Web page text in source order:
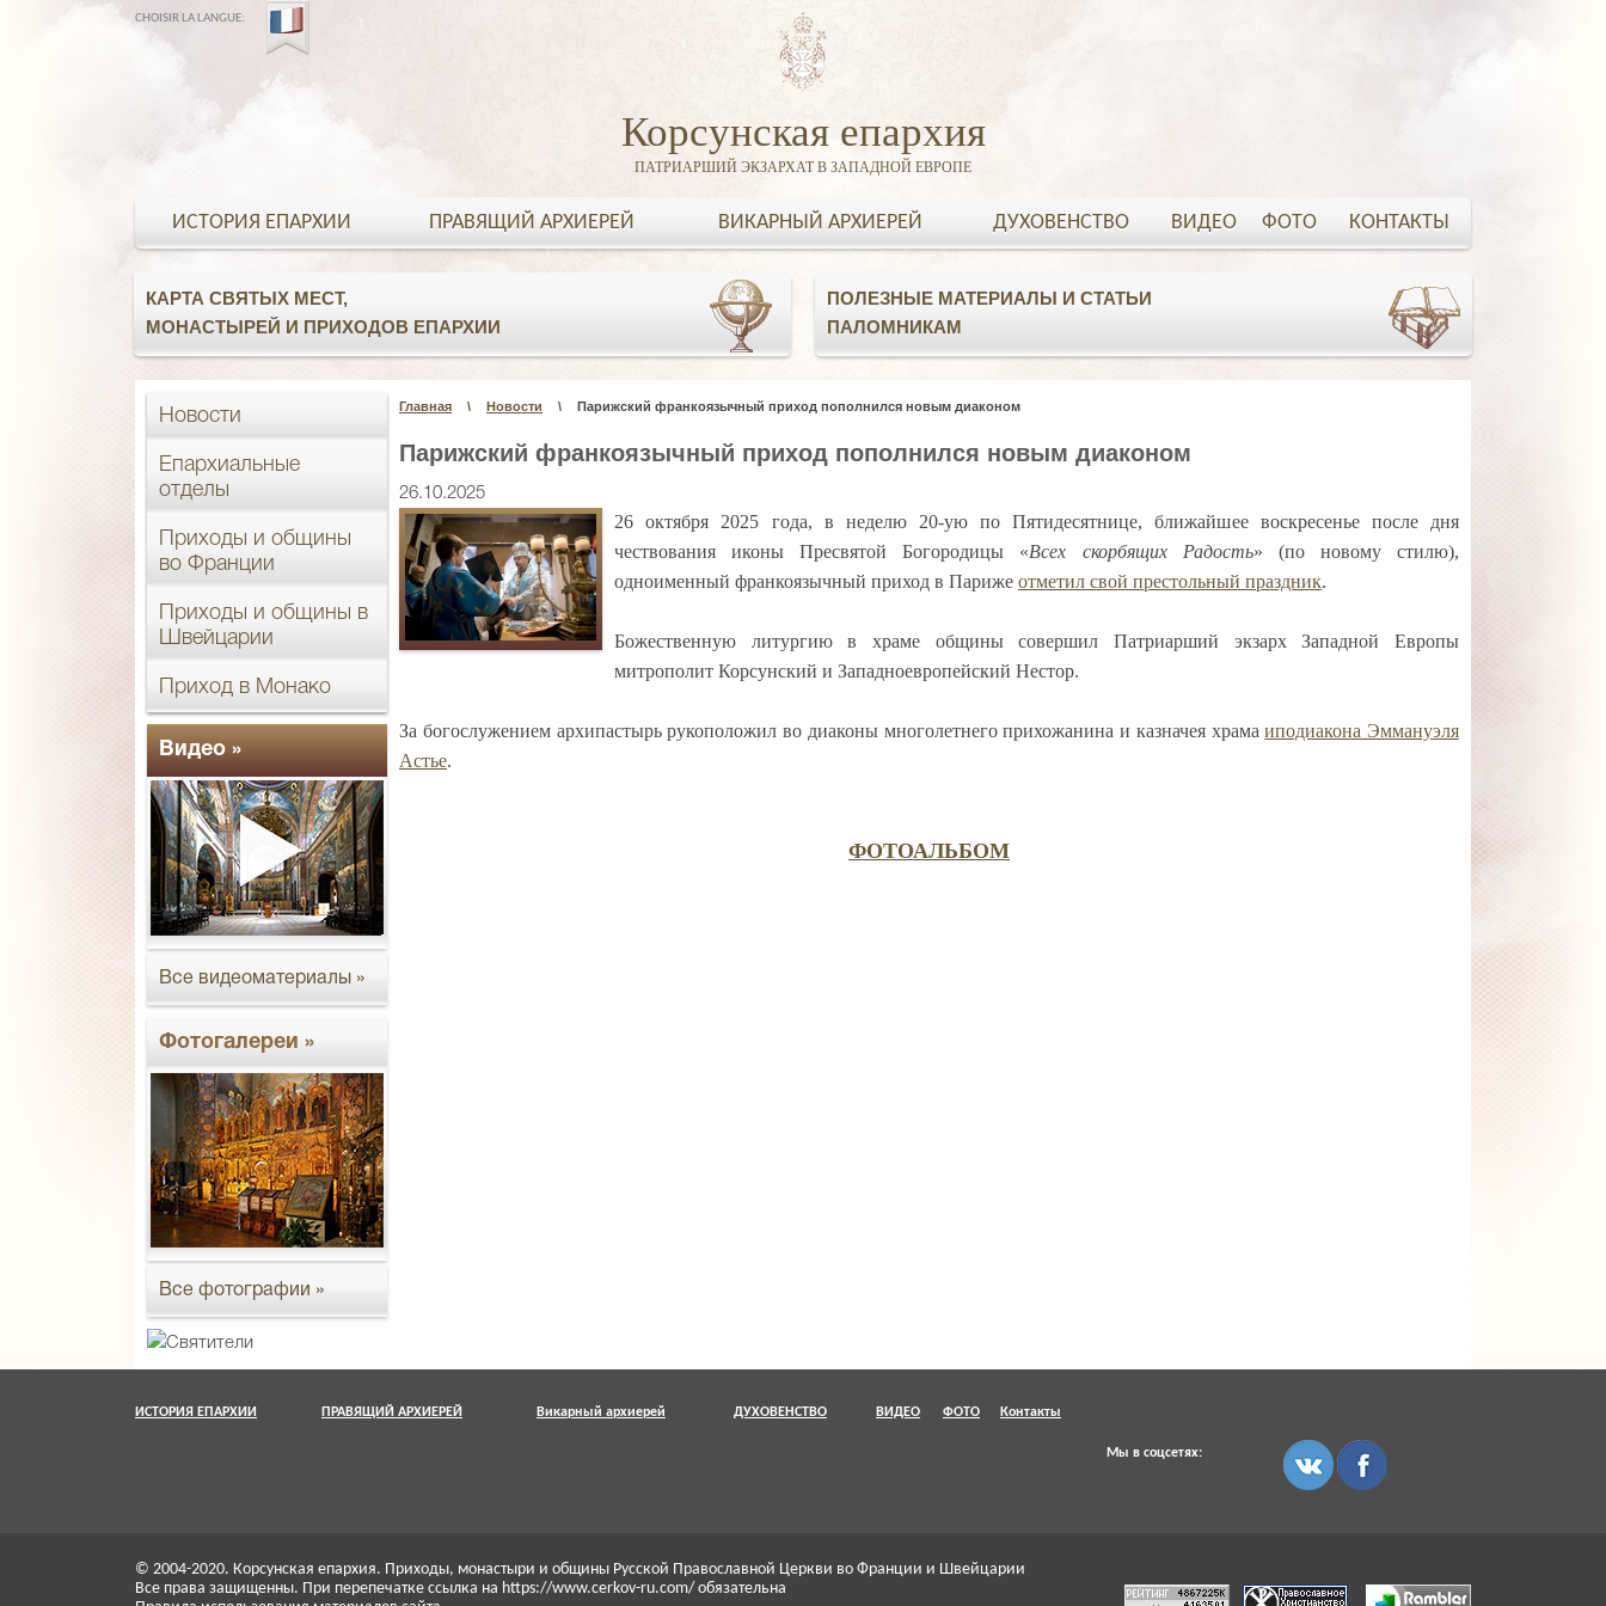
CHOISIR LA LANGUE:
Корсунская епархия
ПАТРИАРШИЙ ЭКЗАРХАТ В ЗАПАДНОЙ ЕВРОПЕ
ИСТОРИЯ ЕПАРХИИ ПРАВЯЩИЙ АРХИЕРЕЙ ВИКАРНЫЙ АРХИЕРЕЙ ДУХОВЕНСТВО ВИДЕО ФОТО КОНТАКТЫ
КАРТА СВЯТЫХ МЕСТ,
МОНАСТЫРЕЙ И ПРИХОДОВ ЕПАРХИИ
ПОЛЕЗНЫЕ МАТЕРИАЛЫ И СТАТЬИ
ПАЛОМНИКАМ
Новости
Епархиальные
отделы
Приходы и общины
во Франции
Приходы и общины в
Швейцарии
Приход в Монако
Видео »
Все видеоматериалы »
Фотогалереи »
Все фотографии »
Главная \ Новости \ Парижский франкоязычный приход пополнился новым диаконом
Парижский франкоязычный приход пополнился новым диаконом
26.10.2025
26 октября 2025 года, в неделю 20-ую по Пятидесятнице, ближайшее воскресенье после дня
чествования иконы Пресвятой Богородицы «Всех скорбящих Радость» (по новому стилю),
одноименный франкоязычный приход в Париже отметил свой престольный праздник.
Божественную литургию в храме общины совершил Патриарший экзарх Западной Европы
митрополит Корсунский и Западноевропейский Нестор.
За богослужением архипастырь рукоположил во диаконы многолетнего прихожанина и казначея храмаиподиакона Эммануэля
Астье.
ФОТОАЛЬБОМ
Мы в соцсетях:
ИСТОРИЯ ЕПАРХИИ ПРАВЯЩИЙ АРХИЕРЕЙ Викарный архиерей ДУХОВЕНСТВО ВИДЕО ФОТО Контакты
© 2004-2020. Корсунская епархия. Приходы, монастыри и общины Русской Православной Церкви во Франции и Швейцарии
Все права защищенны. При перепечатке ссылка на https://www.cerkov-ru.com/ обязательна